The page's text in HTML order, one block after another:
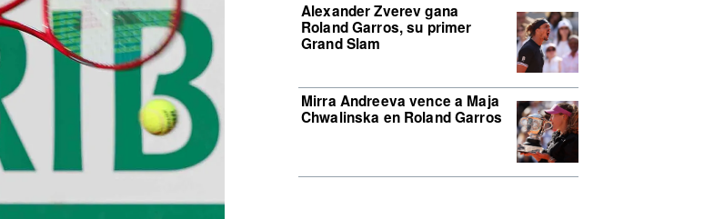
Alexander Zverev gana
Roland Garros, su primer
Grand Slam
Mirra Andreeva vence a Maja
Chwalinska en Roland Garros